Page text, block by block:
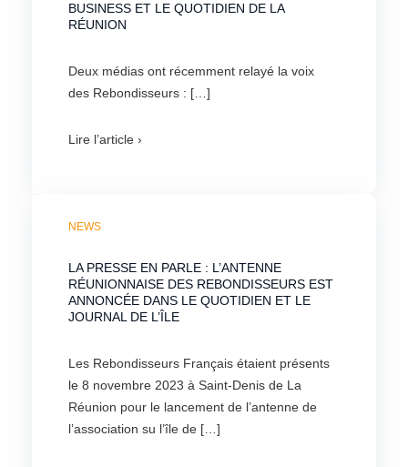
BUSINESS ET LE QUOTIDIEN DE LA
RÉUNION
Deux médias ont récemment relayé la voix
des Rebondisseurs : […]
Lire l’article ›
NEWS
LA PRESSE EN PARLE : L’ANTENNE
RÉUNIONNAISE DES REBONDISSEURS EST
ANNONCÉE DANS LE QUOTIDIEN ET LE
JOURNAL DE L’ÎLE
Les Rebondisseurs Français étaient présents
le 8 novembre 2023 à Saint-Denis de La
Réunion pour le lancement de l’antenne de
l’association su l’île de […]